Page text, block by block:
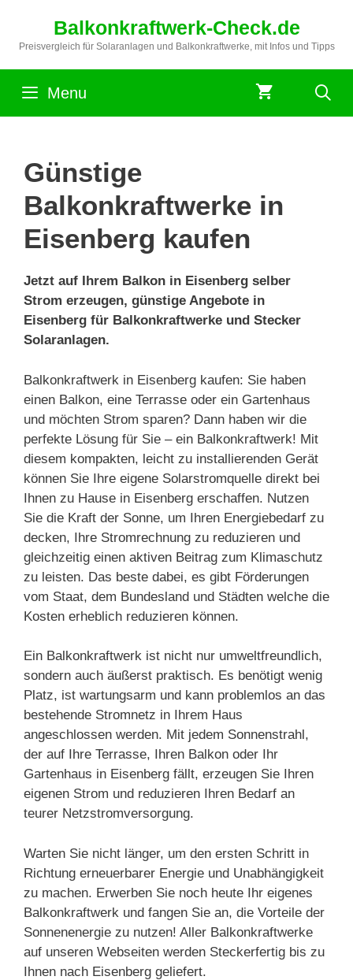
springen
Balkonkraftwerk-Check.de
Preisvergleich für Solaranlagen und Balkonkraftwerke, mit Infos und Tipps
Menu
Günstige
Balkonkraftwerke in
Eisenberg kaufen
Jetzt auf Ihrem Balkon in Eisenberg selber
Strom erzeugen, günstige Angebote in
Eisenberg für Balkonkraftwerke und Stecker
Solaranlagen.
Balkonkraftwerk in Eisenberg kaufen: Sie haben
einen Balkon, eine Terrasse oder ein Gartenhaus
und möchten Strom sparen? Dann haben wir die
perfekte Lösung für Sie – ein Balkonkraftwerk! Mit
diesem kompakten, leicht zu installierenden Gerät
können Sie Ihre eigene Solarstromquelle direkt bei
Ihnen zu Hause in Eisenberg erschaffen. Nutzen
Sie die Kraft der Sonne, um Ihren Energiebedarf zu
decken, Ihre Stromrechnung zu reduzieren und
gleichzeitig einen aktiven Beitrag zum Klimaschutz
zu leisten. Das beste dabei, es gibt Förderungen
vom Staat, dem Bundesland und Städten welche die
Kosten erheblich reduzieren können.
Ein Balkonkraftwerk ist nicht nur umweltfreundlich,
sondern auch äußerst praktisch. Es benötigt wenig
Platz, ist wartungsarm und kann problemlos an das
bestehende Stromnetz in Ihrem Haus
angeschlossen werden. Mit jedem Sonnenstrahl,
der auf Ihre Terrasse, Ihren Balkon oder Ihr
Gartenhaus in Eisenberg fällt, erzeugen Sie Ihren
eigenen Strom und reduzieren Ihren Bedarf an
teurer Netzstromversorgung.
Warten Sie nicht länger, um den ersten Schritt in
Richtung erneuerbarer Energie und Unabhängigkeit
zu machen. Erwerben Sie noch heute Ihr eigenes
Balkonkraftwerk und fangen Sie an, die Vorteile der
Sonnenenergie zu nutzen! Aller Balkonkraftwerke
auf unseren Webseiten werden Steckerfertig bis zu
Ihnen nach Eisenberg geliefert.